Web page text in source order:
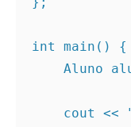
int main() {
Aluno